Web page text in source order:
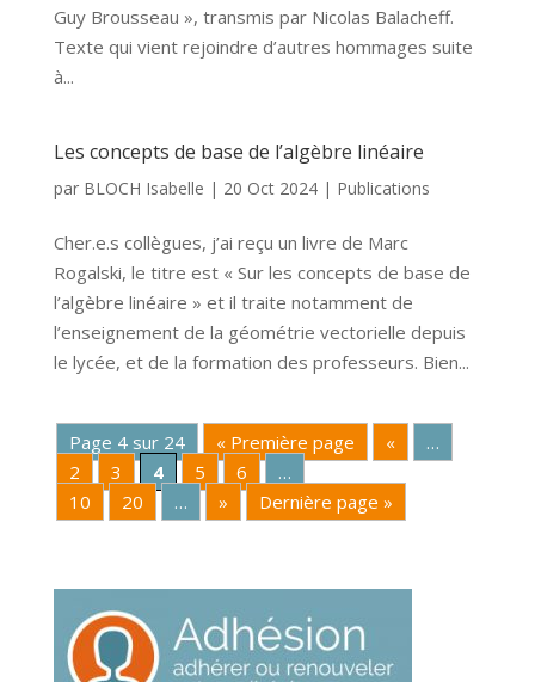
Guy Brousseau », transmis par Nicolas Balacheff.
Texte qui vient rejoindre d’autres hommages suite
à...
Les concepts de base de l’algèbre linéaire
par BLOCH Isabelle | 20 Oct 2024| Publications
Cher.e.s collègues, j’ai reçu un livre de Marc
Rogalski, le titre est « Sur les concepts de base de
l’algèbre linéaire » et il traite notamment de
l’enseignement de la géométrie vectorielle depuis
le lycée, et de la formation des professeurs. Bien...
Page 4 sur 24 « Première page «
…
2
3 4 5 6
…
10
20 … » Dernière page »